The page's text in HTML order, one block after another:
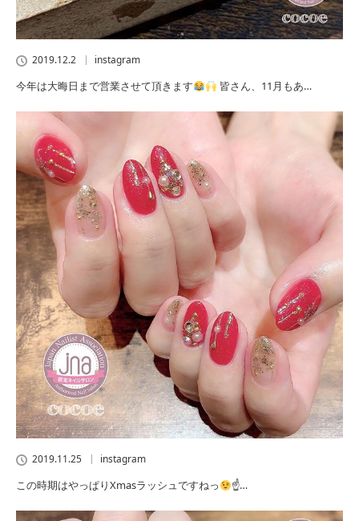
2019.12.2 instagram
今年は大晦日まで営業させて頂きます 皆さん、11月もあ…
2019.11.25 instagram
この時期はやっぱりXmasラッシュですねっ ☝…